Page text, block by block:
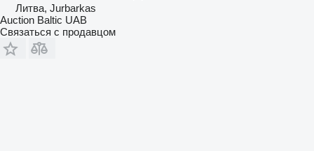
Литва, Jurbarkas
Auction Baltic UAB
Связаться с продавцом